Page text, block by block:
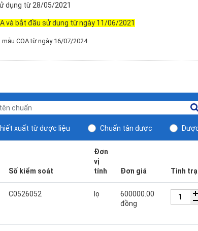
dụng từ 28/05/2021
và bắt đầu sử dụng từ ngày 11/06/2021
mẫu COA từ ngày 16/07/2024
xuất từ dược liệu Chuẩn tân dược
Số kiểm soát
Đơn
vị
tính
Đơn giá Tình
C0526052 lọ
600000.00
đồng